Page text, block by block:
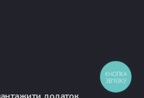
КНОПКА
ЗВ'ЯЗКУ